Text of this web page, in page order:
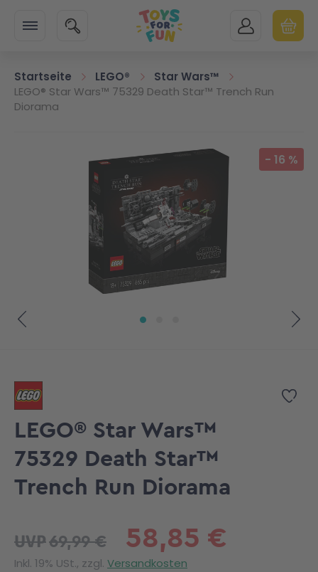
SUCHE MEIN KONTO
Startseite LEGO®
Star Wars™
LEGO® Star Wars™ 75329 Death Star™ Trench Run
Diorama
Zum Ende der Bildgalerie springen - 16 %
Zur
LEGO® Star Wars™
75329 Death Star™
Trench Run Diorama
58,85 €
UVP69,99 €
Inkl. 19% USt., zzgl. Versandkosten